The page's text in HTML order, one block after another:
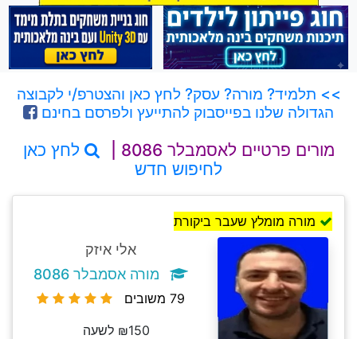
>> תלמיד? מורה? עסק? לחץ כאן והצטרפ/י לקבוצה
הגדולה שלנו בפייסבוק להתייעץ ולפרסם בחינם
מורים פרטיים לאסמבלר 8086 |
לחץ כאן
לחיפוש חדש
מורה מומלץ שעבר ביקורת
אלי איזק
מורה אסמבלר 8086
79 משובים
₪150 לשעה